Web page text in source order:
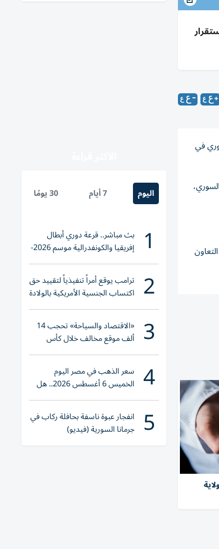
في
بفطر خطِر في 27 ولاية
اليوم 7 أيام 30 يومًا
1 بث مباشر.. قرعة دوري أبطال
إفريقيا والكونفدرالية موسم 2026-
2027
2 ترامب يوقع أمراً تنفيذياً لتقييد حق
اكتساب الجنسية الأمريكية بالولادة
3 «الاقتصاد والسياحة» تحجب 14
ألف موقع مخالف خلال كأس
العالم 2026
4 سعر الذهب في مصر اليوم
الخميس 6 أغسطس 2026.. هل
تنوي الشراء؟
5 انفجار عبوة ناسفة بحافلة ركاب في
جرمانا السورية (فيديو)